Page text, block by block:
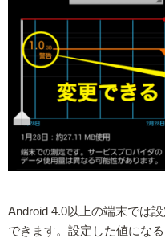
Android 4.0以上の端末では
できます。設定した値にな